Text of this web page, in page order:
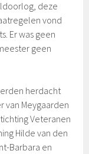
deze
vond
Er was geen
geen
herdacht
van Meygaarden
Veteranen
Hilde van den
Barbara en